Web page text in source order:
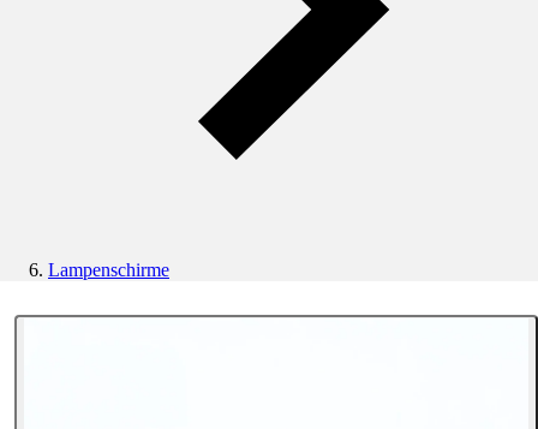
Lampenschirme